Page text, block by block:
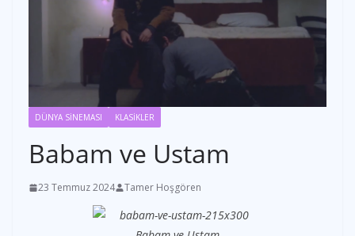
DÜNYA SİNEMASI KLASİKLER
Babam ve Ustam
23 Temmuz 2024 Tamer Hoşgören